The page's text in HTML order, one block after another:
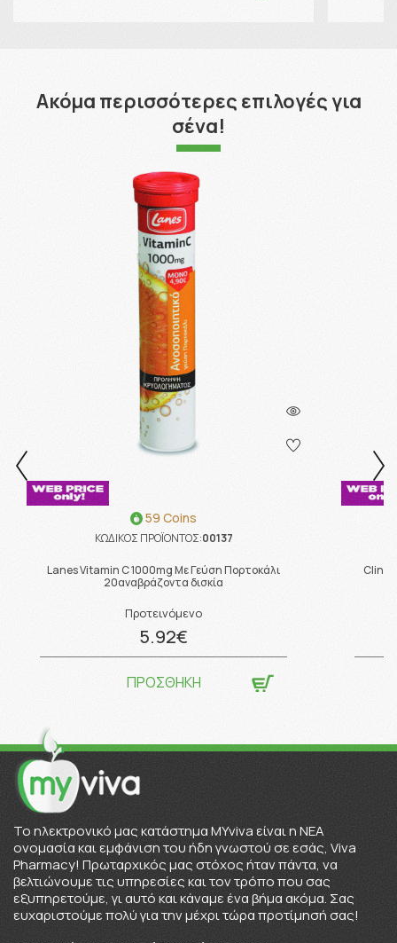
Ακόμα περισσότερες επιλογές για
σένα!
59 Coins
ΚΩΔΙΚΟΣ ΠΡΟΪΟΝΤΟΣ:00137
Lanes Vitamin C 1000mg Με Γεύση Πορτοκάλι
20αναβράζοντα δισκία
Προτεινόμενο
5.92€
ΠΡΟΣΘΗΚΗ
To ηλεκτρονικό μας κατάστημα MYviva είναι η ΝΕΑ
ονομασία και εμφάνιση του ήδη γνωστού σε εσάς, Viva
Pharmacy! Πρωταρχικός μας στόχος ήταν πάντα, να
βελτιώνουμε τις υπηρεσίες και τον τρόπο που σας
εξυπηρετούμε, γι αυτό και κάναμε ένα βήμα ακόμα. Σας
ευχαριστούμε πολύ για την μέχρι τώρα προτίμησή σας!